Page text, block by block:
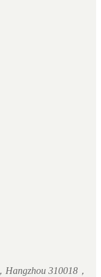
Hangzhou 310018，